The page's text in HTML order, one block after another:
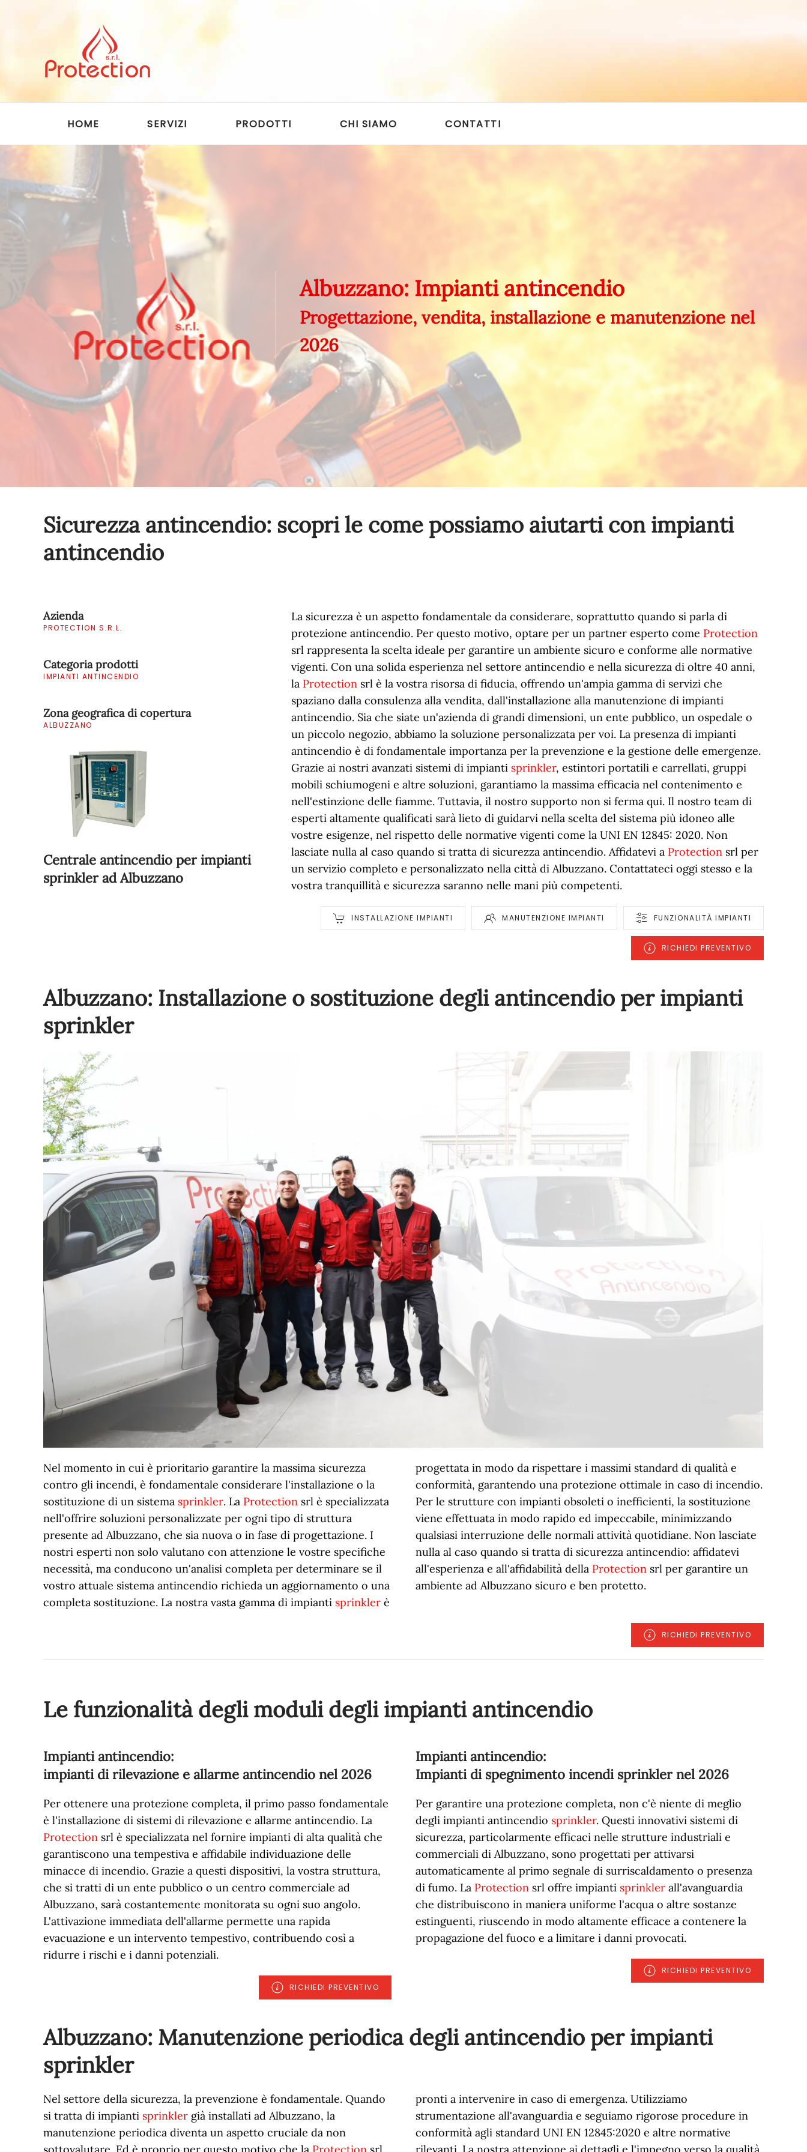
Skip to main content
HOME SERVIZI PRODOTTI CHI SIAMO CONTATTI
Albuzzano: Impianti antincendio
Progettazione, vendita, installazione e manutenzione nel
2026
Sicurezza antincendio: scopri le come possiamo aiutarti con impianti
antincendio
Azienda
PROTECTION S.R.L.
Categoria prodotti
IMPIANTI ANTINCENDIO
Zona geografica di copertura
ALBUZZANO
Centrale antincendio per impianti
sprinkler ad Albuzzano
La sicurezza è un aspetto fondamentale da considerare, soprattutto quando si parla di
protezione antincendio. Per questo motivo, optare per un partner esperto come Protection
srl rappresenta la scelta ideale per garantire un ambiente sicuro e conforme alle normative
vigenti. Con una solida esperienza nel settore antincendio e nella sicurezza di oltre 40 anni,
la Protection srl è la vostra risorsa di fiducia, offrendo un'ampia gamma di servizi che
spaziano dalla consulenza alla vendita, dall'installazione alla manutenzione di impianti
antincendio. Sia che siate un'azienda di grandi dimensioni, un ente pubblico, un ospedale o
un piccolo negozio, abbiamo la soluzione personalizzata per voi. La presenza di impianti
antincendio è di fondamentale importanza per la prevenzione e la gestione delle emergenze.
Grazie ai nostri avanzati sistemi di impianti sprinkler, estintori portatili e carrellati, gruppi
mobili schiumogeni e altre soluzioni, garantiamo la massima efficacia nel contenimento e
nell'estinzione delle fiamme. Tuttavia, il nostro supporto non si ferma qui. Il nostro team di
esperti altamente qualificati sarà lieto di guidarvi nella scelta del sistema più idoneo alle
vostre esigenze, nel rispetto delle normative vigenti come la UNI EN 12845: 2020. Non
lasciate nulla al caso quando si tratta di sicurezza antincendio. Affidatevi a Protection srl per
un servizio completo e personalizzato nella città di Albuzzano. Contattateci oggi stesso e la
vostra tranquillità e sicurezza saranno nelle mani più competenti.
INSTALLAZIONE IMPIANTI MANUTENZIONE IMPIANTI FUNZIONALITÀ IMPIANTI
RICHIEDI PREVENTIVO
Albuzzano: Installazione o sostituzione degli antincendio per impianti
sprinkler
Nel momento in cui è prioritario garantire la massima sicurezza
contro gli incendi, è fondamentale considerare l'installazione o la
sostituzione di un sistema sprinkler. La Protection srl è specializzata
nell'offrire soluzioni personalizzate per ogni tipo di struttura
presente ad Albuzzano, che sia nuova o in fase di progettazione. I
nostri esperti non solo valutano con attenzione le vostre specifiche
necessità, ma conducono un'analisi completa per determinare se il
vostro attuale sistema antincendio richieda un aggiornamento o una
completa sostituzione. La nostra vasta gamma di impianti sprinkler è
progettata in modo da rispettare i massimi standard di qualità e
conformità, garantendo una protezione ottimale in caso di incendio.
Per le strutture con impianti obsoleti o inefficienti, la sostituzione
viene effettuata in modo rapido ed impeccabile, minimizzando
qualsiasi interruzione delle normali attività quotidiane. Non lasciate
nulla al caso quando si tratta di sicurezza antincendio: affidatevi
all'esperienza e all'affidabilità della Protection srl per garantire un
ambiente ad Albuzzano sicuro e ben protetto.
RICHIEDI PREVENTIVO
Le funzionalità degli moduli degli impianti antincendio
Impianti antincendio:
impianti di rilevazione e allarme antincendio nel 2026
Per ottenere una protezione completa, il primo passo fondamentale
è l'installazione di sistemi di rilevazione e allarme antincendio. La
Protection srl è specializzata nel fornire impianti di alta qualità che
garantiscono una tempestiva e affidabile individuazione delle
minacce di incendio. Grazie a questi dispositivi, la vostra struttura,
che si tratti di un ente pubblico o un centro commerciale ad
Albuzzano, sarà costantemente monitorata su ogni suo angolo.
L'attivazione immediata dell'allarme permette una rapida
evacuazione e un intervento tempestivo, contribuendo così a
ridurre i rischi e i danni potenziali.
RICHIEDI PREVENTIVO
Impianti antincendio:
Impianti di spegnimento incendi sprinkler nel 2026
Per garantire una protezione completa, non c'è niente di meglio
degli impianti antincendio sprinkler. Questi innovativi sistemi di
sicurezza, particolarmente efficaci nelle strutture industriali e
commerciali di Albuzzano, sono progettati per attivarsi
automaticamente al primo segnale di surriscaldamento o presenza
di fumo. La Protection srl offre impianti sprinkler all'avanguardia
che distribuiscono in maniera uniforme l'acqua o altre sostanze
estinguenti, riuscendo in modo altamente efficace a contenere la
propagazione del fuoco e a limitare i danni provocati.
RICHIEDI PREVENTIVO
Albuzzano: Manutenzione periodica degli antincendio per impianti
sprinkler
Nel settore della sicurezza, la prevenzione è fondamentale. Quando
si tratta di impianti sprinkler già installati ad Albuzzano, la
manutenzione periodica diventa un aspetto cruciale da non
sottovalutare. Ed è proprio per questo motivo che la Protection srl
pronti a intervenire in caso di emergenza. Utilizziamo
strumentazione all'avanguardia e seguiamo rigorose procedure in
conformità agli standard UNI EN 12845:2020 e altre normative
rilevanti. La nostra attenzione ai dettagli e l'impegno verso la qualità